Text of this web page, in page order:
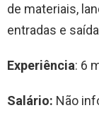
de materiais,
entradas e
Experiência: 6
Salário: Não